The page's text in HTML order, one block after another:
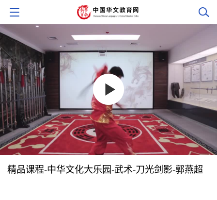
精品课程-中华文化大乐园-武术-刀光剑影-郭燕超